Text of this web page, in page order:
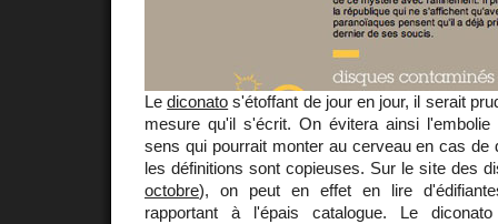
Lediconato s'étoffant de jour en jour, il serait
mesure qu'il s'écrit. On évitera ainsi
sens qui pourrait monter au cerveau en cas de
les définitions sont copieuses. Sur le site des
octobre), on peut en effet en lire
rapportant à l'épais catalogue. Le